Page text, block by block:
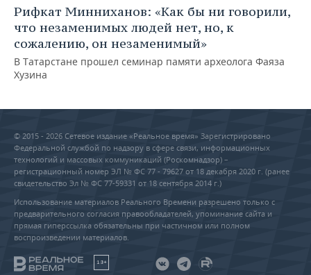
Рифкат Минниханов: «Как бы ни говорили,
что незаменимых людей нет, но, к
сожалению, он незаменимый»
В Татарстане прошел семинар памяти археолога Фаяза
Хузина
© 2015 - 2026 Сетевое издание «Реальное время» Зарегистрировано
Федеральной службой по надзору в сфере связи, информационных
технологий и массовых коммуникаций (Роскомнадзор) –
регистрационный номер ЭЛ № ФС 77 - 79627 от 18 декабря 2020 г. (ранее
свидетельство Эл № ФС 77-59331 от 18 сентября 2014 г.)
Использование материалов Реального Времени разрешено только с
предварительного согласия правообладателей, упоминание сайта и
прямая гиперссылка обязательны при частичном или полном
воспроизведении материалов.
18+